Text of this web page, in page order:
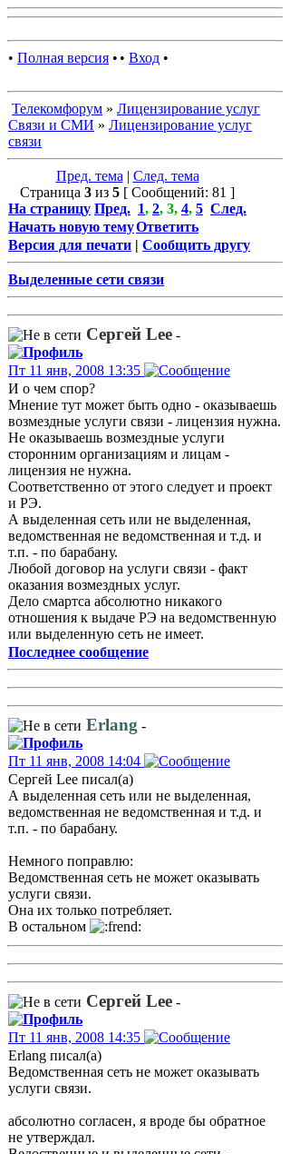
• Полная версия • • Вход •
Телекомфорум » Лицензирование услуг
Связи и СМИ » Лицензирование услуг
связи
Пред. тема | След. тема
Страница 3 из 5 [ Сообщений: 81 ]
На страницу Пред. 1, 2, 3, 4, 5 След.
Начать новую темуОтветить
Версия для печати | Сообщить другу
Выделенные сети связи
Сергей Lee -
Пт 11 янв, 2008 13:35
И о чем спор?
Мнение тут может быть одно - оказываешь
возмездные услуги связи - лицензия нужна.
Не оказываешь возмездные услуги
сторонним организациям и лицам -
лицензия не нужна.
Соответственно от этого следует и проект
и РЭ.
А выделенная сеть или не выделенная,
ведомственная не ведомственная и т.д. и
т.п. - по барабану.
Любой договор на услуги связи - факт
оказания возмездных услуг.
Дело смартса абсолютно никакого
отношения к выдаче РЭ на ведомственную
или выделенную сеть не имеет.
Последнее сообщение
Erlang -
Пт 11 янв, 2008 14:04
Сергей Lee писал(а)
А выделенная сеть или не выделенная,
ведомственная не ведомственная и т.д. и
т.п. - по барабану.
Немного поправлю:
Ведомственная сеть не может оказывать
услуги связи.
Она их только потребляет.
В остальном
Сергей Lee -
Пт 11 янв, 2008 14:35
Erlang писал(а)
Ведомственная сеть не может оказывать
услуги связи.
абсолютно согласен, я вроде бы обратное
не утверждал.